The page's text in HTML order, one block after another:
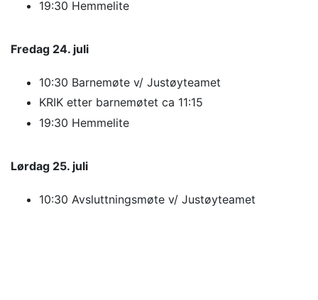
19:30 Hemmelite
Fredag 24. juli
10:30 Barnemøte v/ Justøyteamet
KRIK etter barnemøtet ca 11:15
19:30 Hemmelite
Lørdag 25. juli
10:30 Avsluttningsmøte v/ Justøyteamet